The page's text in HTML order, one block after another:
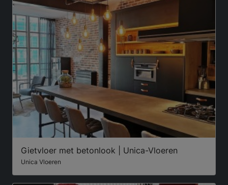
Gietvloer met betonlook | Unica-Vloeren
Unica Vloeren